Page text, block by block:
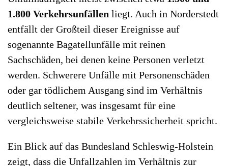
1.800 Verkehrsunfällen liegt. Auch in Norderstedt
entfällt der Großteil dieser Ereignisse auf
sogenannte Bagatellunfälle mit reinen
Sachschäden, bei denen keine Personen verletzt
werden. Schwerere Unfälle mit Personenschäden
oder gar tödlichem Ausgang sind im Verhältnis
deutlich seltener, was insgesamt für eine
vergleichsweise stabile Verkehrssicherheit spricht.
Ein Blick auf das Bundesland Schleswig-Holstein
zeigt, dass die Unfallzahlen im Verhältnis zur